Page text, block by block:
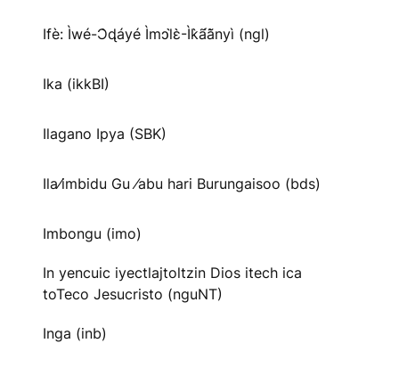
Ifè: Ìwé-Ɔ̀ɖáyé Ìmↄl̀ɛ̀-Ìk̀ã́ã̀nyì (ngl)
Ika (ikkBI)
Ilagano Ipya (SBK)
Ila⁄imbidu Gu ⁄abu hari Burungaisoo (bds)
Imbongu (imo)
In yencuic iyectlajtoltzin Dios itech ica
toTeco Jesucristo (nguNT)
Inga (inb)